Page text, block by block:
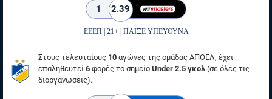
1 2.39
ΕΕΕΠ | 21+ | ΠΑΙΞΕ ΥΠΕΥΘΥΝΑ
Στους τελευταίους 10 αγώνες της ομάδας ΑΠΟΕΛ, έχει
επαληθευτεί 6 φορές το σημείο Under 2.5 γκολ (σε όλες τις
διοργανώσεις).